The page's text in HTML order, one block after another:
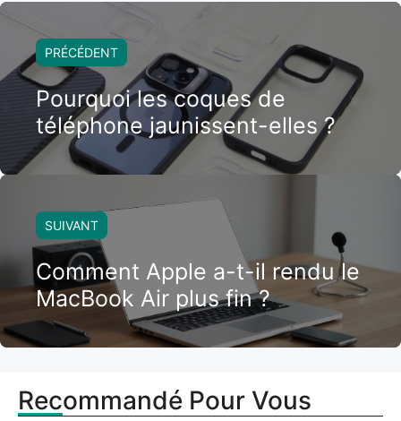
PRÉCÉDENT
Pourquoi les coques de
téléphone jaunissent-elles ?
SUIVANT
Comment Apple a-t-il rendu le
MacBook Air plus fin ?
Recommandé Pour Vous